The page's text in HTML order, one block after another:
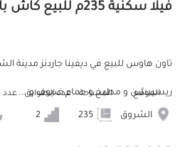
فيلا سكنية 235م للبيع كاش بالشروق القاهرة
تاون هاوس للبيع في ديفينا جاردنز مدينة
ريسيبشن و مطبخ و حمام ضيوف و ...
الموقع
الشروق
المساحة عدد الطوابق عدد